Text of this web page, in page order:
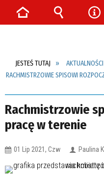
JESTEŚ TUTAJ AKTUALNOŚCI
RACHMISTRZOWIE SPISOWI
Rachmistrzowie
pracę w terenie
01 Lip 2021, Czw Paulina
Strona